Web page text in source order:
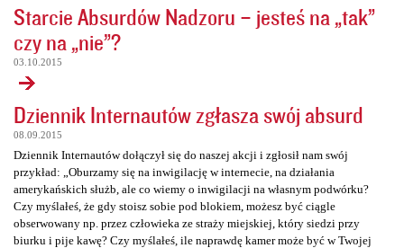
Starcie Absurdów Nadzoru – jesteś na „tak”
czy na „nie”?
03.10.2015
Dziennik Internautów zgłasza swój absurd
08.09.2015
Dziennik Internautów dołączył się do naszej akcji i zgłosił nam swój
przykład: „Oburzamy się na inwigilację w internecie, na działania
amerykańskich służb, ale co wiemy o inwigilacji na własnym podwórku?
Czy myślałeś, że gdy stoisz sobie pod blokiem, możesz być ciągle
obserwowany np. przez człowieka ze straży miejskiej, który siedzi przy
biurku i pije kawę? Czy myślałeś, ile naprawdę kamer może być w Twojej